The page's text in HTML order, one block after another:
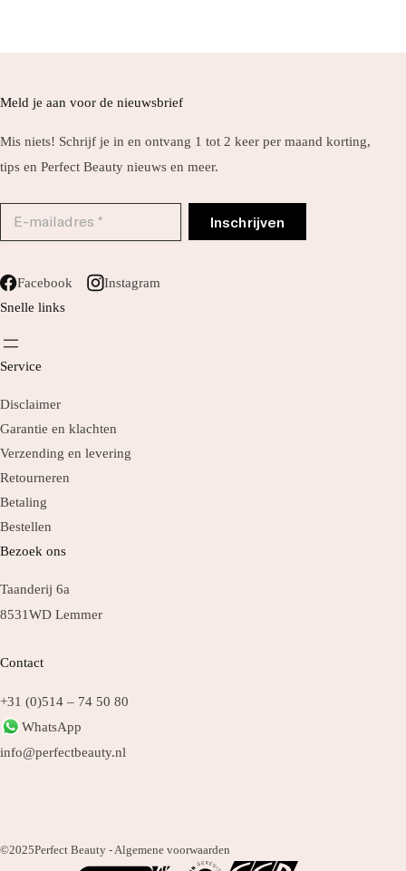
Meld je aan voor de nieuwsbrief
Mis niets! Schrijf je in en ontvang 1 tot 2 keer per maand korting,
tips en Perfect Beauty nieuws en meer.
Facebook
Instagram
Snelle links
Service
Disclaimer
Garantie en klachten
Verzending en levering
Retourneren
Betaling
Bestellen
Bezoek ons
Taanderij 6a
8531WD Lemmer
Contact
+31 (0)514 – 74 50 80
WhatsApp
info@perfectbeauty.nl
©2025Perfect Beauty - Algemene voorwaarden